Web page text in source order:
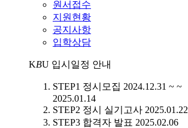
원서접수
지원현황
공지사항
입학상담
KBU 입시일정 안내
STEP1 정시모집 2024.12.31 ~ ~
2025.01.14
STEP2 정시 실기고사 2025.01.22
STEP3 합격자 발표 2025.02.06